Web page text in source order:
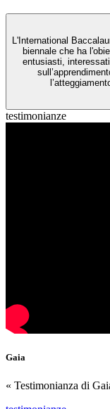
L'International
biennale che ha
entusiasti,
testimonianze
Gaia
« Testimonianza di